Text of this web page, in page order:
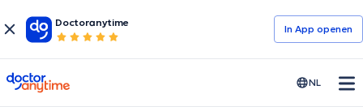
Doctoranytime
In App openen
doctoranytime NL